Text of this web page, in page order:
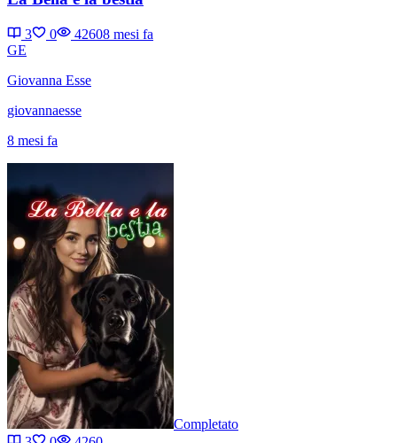
3 0 42608 mesi fa
GE
Giovanna Esse
giovannaesse
8 mesi fa
Completato